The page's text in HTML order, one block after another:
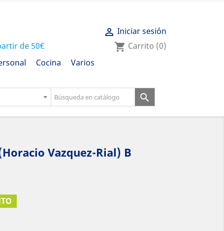
de 50€
Cocina
Varios
 Iniciar sesión
shopping_cart Carrito (0)

Vazquez-Rial) B